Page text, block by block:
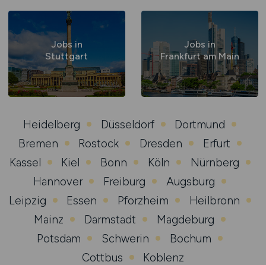
Jobs in
Stuttgart
Jobs in
Frankfurt am Main
Heidelberg Düsseldorf
Dortmund
Bremen
Rostock Dresden
Erfurt
Kassel
Kiel Bonn Köln
Nürnberg
Hannover
Freiburg
Augsburg
Leipzig
Essen Pforzheim
Heilbronn
Mainz
Darmstadt
Magdeburg
Potsdam
Schwerin
Bochum
Cottbus
Koblenz